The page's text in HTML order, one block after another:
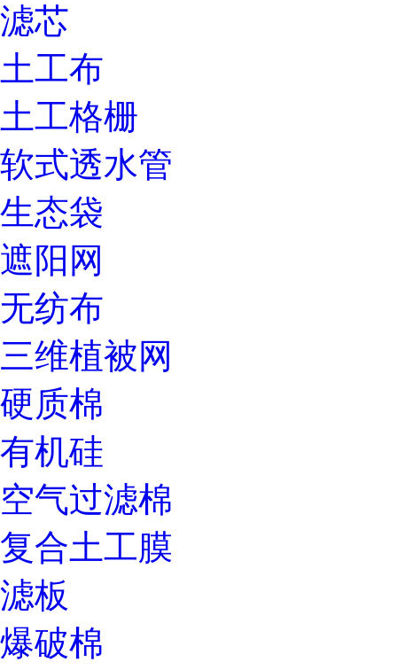
滤芯
土工布
土工格栅
软式透水管
生态袋
遮阳网
无纺布
三维植被网
硬质棉
有机硅
空气过滤棉
复合土工膜
滤板
爆破棉